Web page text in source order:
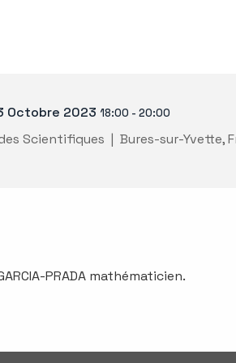
Octobre 2023 18:00 - 20:00
Scientifiques | Bures-sur-Yvette,
PRADA mathématicien.